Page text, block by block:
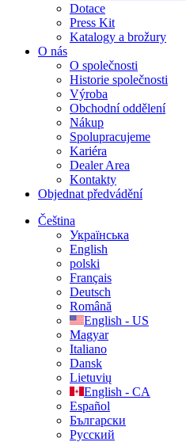
Dotace
Press Kit
Katalogy a brožury
O nás
O společnosti
Historie společnosti
Výroba
Obchodní oddělení
Nákup
Spolupracujeme
Kariéra
Dealer Area
Kontakty
Objednat předvádění
Čeština
Українська
English
polski
Français
Deutsch
Română
English - US
Magyar
Italiano
Dansk
Lietuvių
English - CA
Español
Български
Русский